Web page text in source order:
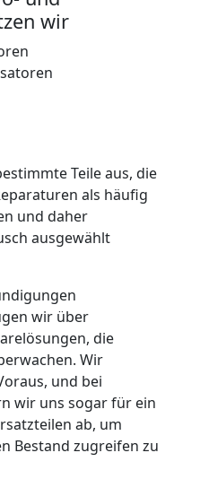
wir
Teile aus, die
als häufig
und daher
ausgewählt
wir über
die
Wir
und bei
wir uns sogar für ein
ab, um
Bestand zugreifen zu